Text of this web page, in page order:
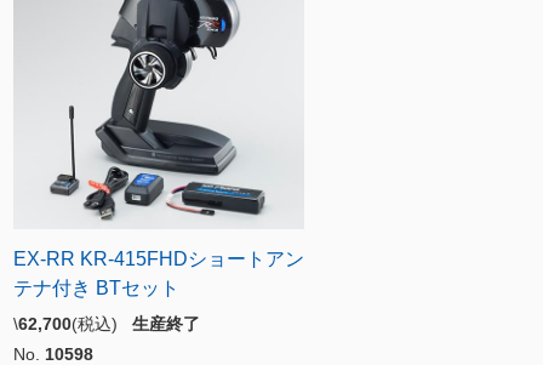
EX-RR KR-415FHDショートアン
テナ付き BTセット
\62,700(税込) 生産終了
No. 10598